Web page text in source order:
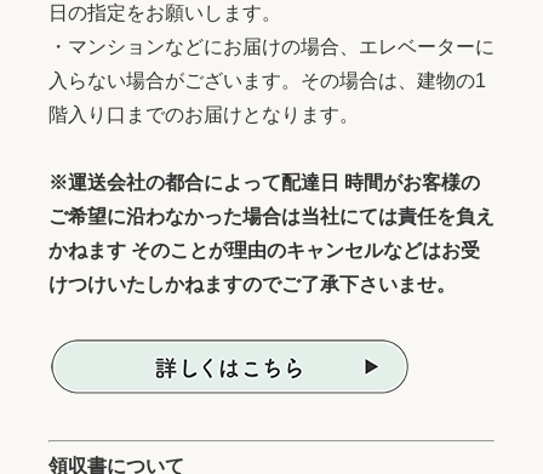
日の指定をお願いします。
・マンションなどにお届けの場合、エレベーターに
入らない場合がございます。その場合は、建物の1
階入り口までのお届けとなります。
※運送会社の都合によって配達日 時間がお客様の
ご希望に沿わなかった場合は当社にては責任を負え
かねます そのことが理由のキャンセルなどはお受
けつけいたしかねますのでご了承下さいませ。
領収書について